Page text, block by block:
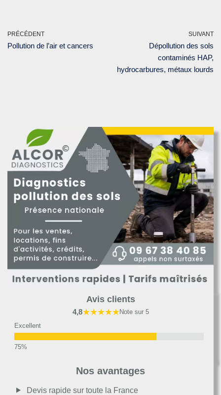
PRÉCÉDENT
Pollution de l’air et cancers
SUIVANT
Dépollution des sols
contaminés HAP,
hydrocarbures, métaux lourds
Avis clients
4,8★★★★★Note sur 5
Excellent
Moyen
Nos avantages
Devis rapide sur toute la France